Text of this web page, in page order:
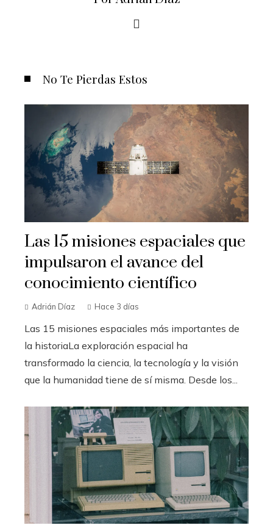
No Te Pierdas Estos
Las 15 misiones espaciales que
impulsaron el avance del
conocimiento científico
Adrián Díaz Hace 3 días
Las 15 misiones espaciales más importantes de
la historiaLa exploración espacial ha
transformado la ciencia, la tecnología y la visión
que la humanidad tiene de sí misma. Desde los...